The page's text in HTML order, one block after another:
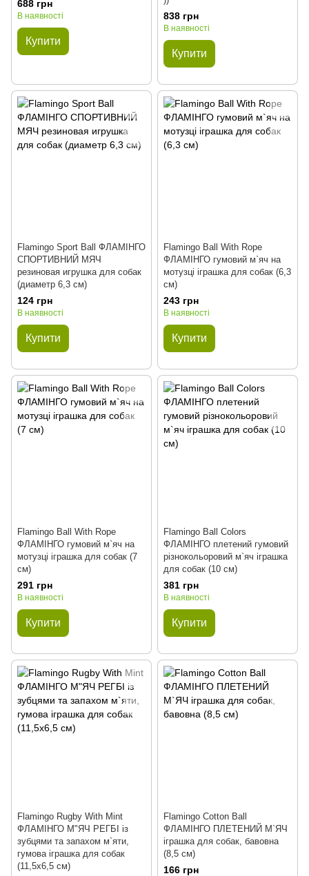
688 грн
В наявності
Купити
838 грн
В наявності
Купити
Flamingo Sport Ball ФЛАМІНГО
СПОРТИВНИЙ МЯЧ
резиновая игрушка для собак
(диаметр 6,3 см)
124 грн
В наявності
Купити
Flamingo Ball With Rope
ФЛАМІНГО гумовий м`яч на
мотузці іграшка для собак (6,3
см)
243 грн
В наявності
Купити
Flamingo Ball With Rope
ФЛАМІНГО гумовий м`яч на
мотузці іграшка для собак (7
см)
291 грн
В наявності
Купити
Flamingo Ball Colors
ФЛАМІНГО плетений гумовий
різнокольоровий м`яч іграшка
для собак (10 см)
381 грн
В наявності
Купити
Flamingo Rugby With Mint
ФЛАМІНГО М"ЯЧ РЕГБІ із
зубцями та запахом м`яти,
гумова іграшка для собак
(11,5х6,5 см)
Flamingo Cotton Ball
ФЛАМІНГО ПЛЕТЕНИЙ М`ЯЧ
іграшка для собак, бавовна
(8,5 см)
166 грн